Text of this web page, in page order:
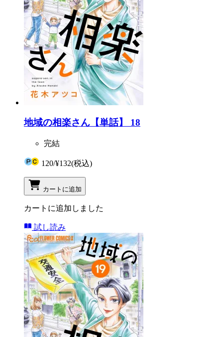
地域の相楽さん【単話】 18
完結
120/¥132(税込)
カートに追加
カートに追加しました
試し読み